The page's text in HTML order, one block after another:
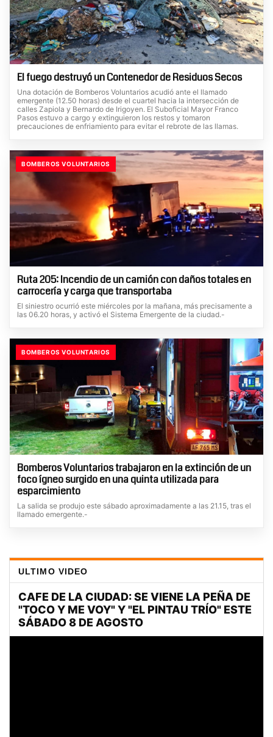
El fuego destruyó un Contenedor de Residuos Secos
Una dotación de Bomberos Voluntarios acudió ante el llamado
emergente (12.50 horas) desde el cuartel hacia la intersección de
calles Zapiola y Bernardo de Irigoyen. El Suboficial Mayor Franco
Pasos estuvo a cargo y extinguieron los restos y tomaron
precauciones de enfriamiento para evitar el rebrote de las llamas.
BOMBEROS VOLUNTARIOS
Ruta 205: Incendio de un camión con daños totales en
carrocería y carga que transportaba
El siniestro ocurrió este miércoles por la mañana, más precisamente a
las 06.20 horas, y activó el Sistema Emergente de la ciudad.-
BOMBEROS VOLUNTARIOS
Bomberos Voluntarios trabajaron en la extinción de un
foco ígneo surgido en una quinta utilizada para
esparcimiento
La salida se produjo este sábado aproximadamente a las 21.15, tras el
llamado emergente.-
ULTIMO VIDEO